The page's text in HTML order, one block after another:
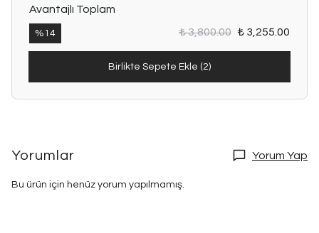
Avantajlı Toplam
% 14 ₺ 3,800.00 ₺ 3,255.00
Birlikte Sepete Ekle (2)
Yorumlar Yorum Yap
Bu ürün için henüz yorum yapılmamış.